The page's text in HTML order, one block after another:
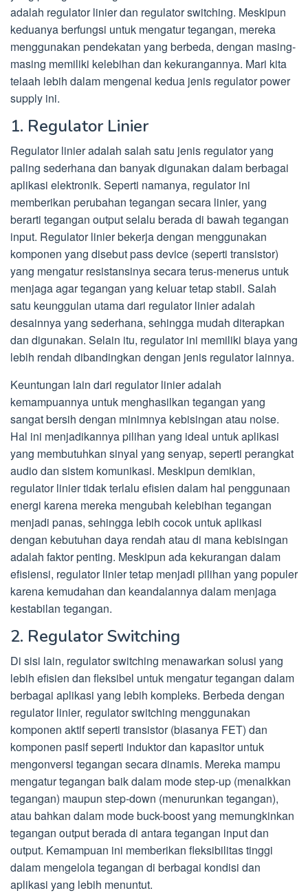
adalah regulator linier dan regulator switching. Meskipun
keduanya berfungsi untuk mengatur tegangan, mereka
menggunakan pendekatan yang berbeda, dengan masing-
masing memiliki kelebihan dan kekurangannya. Mari kita
telaah lebih dalam mengenai kedua jenis regulator power
supply ini.
1. Regulator Linier
Regulator linier adalah salah satu jenis regulator yang
paling sederhana dan banyak digunakan dalam berbagai
aplikasi elektronik. Seperti namanya, regulator ini
memberikan perubahan tegangan secara linier, yang
berarti tegangan output selalu berada di bawah tegangan
input. Regulator linier bekerja dengan menggunakan
komponen yang disebut pass device (seperti transistor)
yang mengatur resistansinya secara terus-menerus untuk
menjaga agar tegangan yang keluar tetap stabil. Salah
satu keunggulan utama dari regulator linier adalah
desainnya yang sederhana, sehingga mudah diterapkan
dan digunakan. Selain itu, regulator ini memiliki biaya yang
lebih rendah dibandingkan dengan jenis regulator lainnya.
Keuntungan lain dari regulator linier adalah
kemampuannya untuk menghasilkan tegangan yang
sangat bersih dengan minimnya kebisingan atau noise.
Hal ini menjadikannya pilihan yang ideal untuk aplikasi
yang membutuhkan sinyal yang senyap, seperti perangkat
audio dan sistem komunikasi. Meskipun demikian,
regulator linier tidak terlalu efisien dalam hal penggunaan
energi karena mereka mengubah kelebihan tegangan
menjadi panas, sehingga lebih cocok untuk aplikasi
dengan kebutuhan daya rendah atau di mana kebisingan
adalah faktor penting. Meskipun ada kekurangan dalam
efisiensi, regulator linier tetap menjadi pilihan yang populer
karena kemudahan dan keandalannya dalam menjaga
kestabilan tegangan.
2. Regulator Switching
Di sisi lain, regulator switching menawarkan solusi yang
lebih efisien dan fleksibel untuk mengatur tegangan dalam
berbagai aplikasi yang lebih kompleks. Berbeda dengan
regulator linier, regulator switching menggunakan
komponen aktif seperti transistor (biasanya FET) dan
komponen pasif seperti induktor dan kapasitor untuk
mengonversi tegangan secara dinamis. Mereka mampu
mengatur tegangan baik dalam mode step-up (menaikkan
tegangan) maupun step-down (menurunkan tegangan),
atau bahkan dalam mode buck-boost yang memungkinkan
tegangan output berada di antara tegangan input dan
output. Kemampuan ini memberikan fleksibilitas tinggi
dalam mengelola tegangan di berbagai kondisi dan
aplikasi yang lebih menuntut.